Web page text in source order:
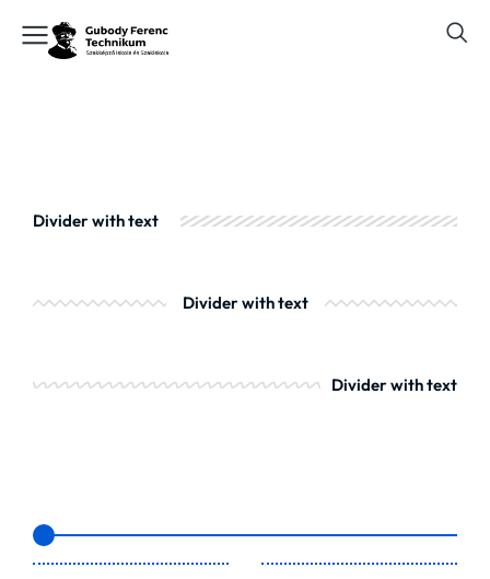
Divider with text
Divider with text
Divider with text